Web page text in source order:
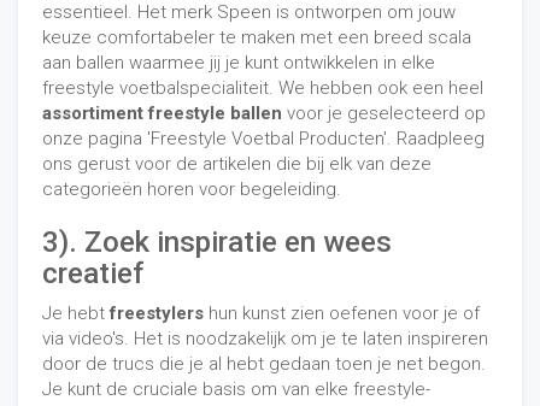
essentieel. Het merk Speen is ontworpen om jouw
keuze comfortabeler te maken met een breed scala
aan ballen waarmee jij je kunt ontwikkelen in elke
freestyle voetbalspecialiteit. We hebben ook een heel
assortiment freestyle ballen voor je geselecteerd op
onze pagina 'Freestyle Voetbal Producten'. Raadpleeg
ons gerust voor de artikelen die bij elk van deze
categorieën horen voor begeleiding.
3). Zoek inspiratie en wees
creatief
Je hebtfreestylers hun kunst zien oefenen voor je of
via video's. Het is noodzakelijk om je te laten inspireren
door de trucs die je al hebt gedaan toen je net begon.
Je kunt de cruciale basis om van elke freestyle-